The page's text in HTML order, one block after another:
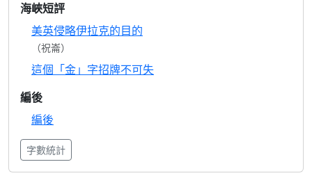
海峽短評
美英侵略伊拉克的目的
（祝崙）
這個「金」字招牌不可失
編後
編後
字數統計